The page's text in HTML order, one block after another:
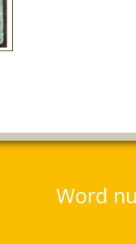
Word